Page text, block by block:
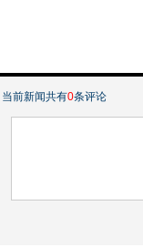
当前新闻共有0条评论